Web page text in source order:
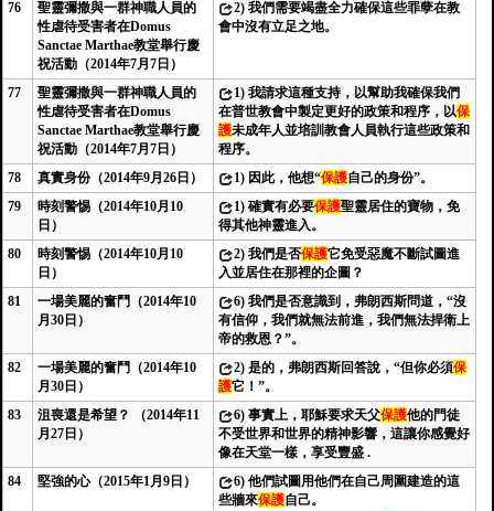
76
聖靈彌撒與一群神職人員的
性虐待受害者在Domus
Sanctae Marthae教堂舉行慶
祝活動（2014年7月7日）
2) 我們需要竭盡全力確保這些罪孽在教
會中沒有立足之地。
77
聖靈彌撒與一群神職人員的
性虐待受害者在Domus
Sanctae Marthae教堂舉行慶
祝活動（2014年7月7日）
1) 我請求這種支持，以幫助我確保我們
在普世教會中製定更好的政策和程序，以保
護未成年人並培訓教會人員執行這些政策和
程序。
78
真實身份（2014年9月26日） 1) 因此，他想“保護自己的身份”。
79
時刻警惕（2014年10月10
日）
1) 確實有必要保護聖靈居住的寶物，免
得其他神靈進入。
80
時刻警惕（2014年10月10
日）
2) 我們是否保護它免受惡魔不斷試圖進
入並居住在那裡的企圖？
81
一場美麗的奮鬥（2014年10
月30日）
6) 我們是否意識到，弗朗西斯問道，“沒
有信仰，我們就無法前進，我們無法捍衛上
帝的救恩？”。
82
一場美麗的奮鬥（2014年10
月30日）
2) 是的，弗朗西斯回答說，“但你必須保
護它！”。
83
沮喪還是希望？ （2014年11
月27日）
6) 事實上，耶穌要求天父保護他的門徒
不受世界和世界的精神影響，這讓你感覺好
像在天堂一樣，享受豐盛 .
84
堅強的心（2015年1月9日） 6) 他們試圖用他們在自己周圍建造的這
些牆來保護自己。